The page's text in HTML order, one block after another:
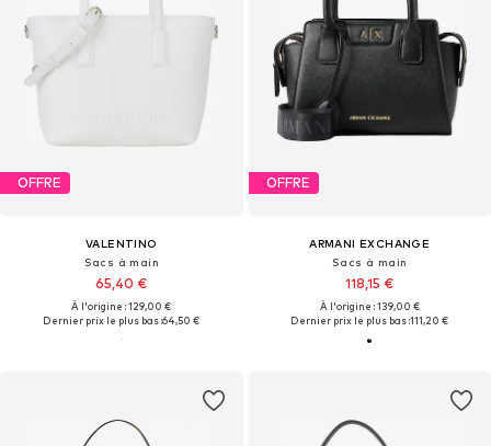
OFFRE
VALENTINO
Sacs à main
65,40 €
À l'origine : 129,00 €
Dernier prix le plus bas :64,50 €
OFFRE
ARMANI EXCHANGE
Sacs à main
118,15 €
À l'origine : 139,00 €
Dernier prix le plus bas :111,20 €